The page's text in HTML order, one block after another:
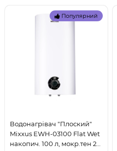
Популярний
Водонагрівач "Плоский"
Mixxus EWH-03100 Flat Wet
накопич. 100 л, мокр.тен 2